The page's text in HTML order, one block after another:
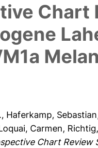
Chart
, Haferkamp, Sebastian
Carmen,
Chart Review